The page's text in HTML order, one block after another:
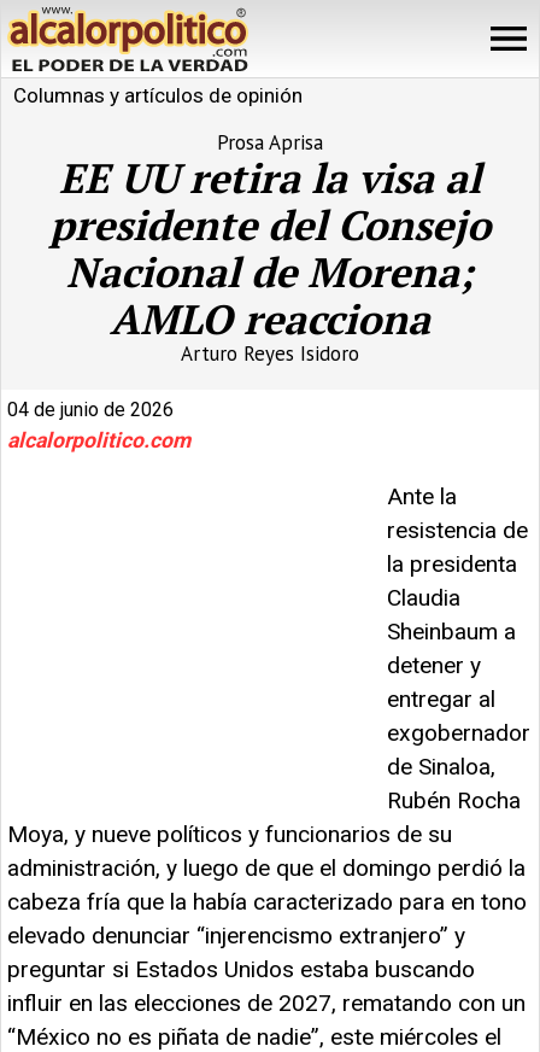
Columnas y artículos de opinión
Prosa Aprisa
EE UU retira la visa al
presidente del Consejo
Nacional de Morena;
AMLO reacciona
Arturo Reyes Isidoro
04 de junio de 2026
alcalorpolitico.com
Ante la
resistencia de
la presidenta
Claudia
Sheinbaum a
detener y
entregar al
exgobernador
de Sinaloa,
Rubén Rocha
Moya, y nueve políticos y funcionarios de su
administración, y luego de que el domingo perdió la
cabeza fría que la había caracterizado para en tono
elevado denunciar “injerencismo extranjero” y
preguntar si Estados Unidos estaba buscando
influir en las elecciones de 2027, rematando con un
“México no es piñata de nadie”, este miércoles el